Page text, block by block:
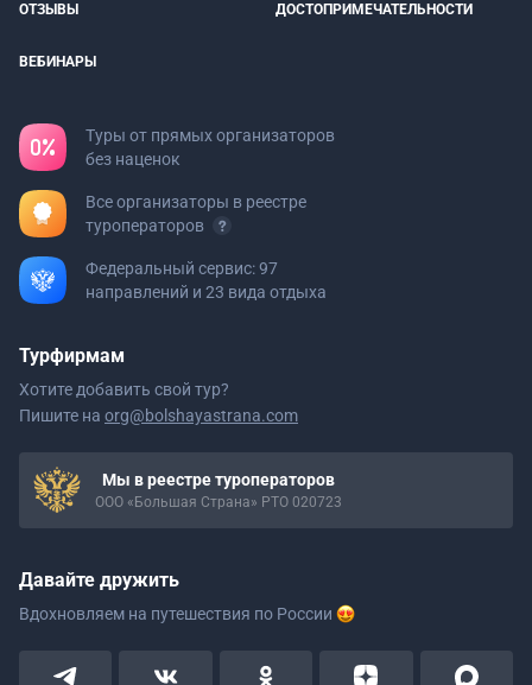
ОТЗЫВЫ ДОСТОПРИМЕЧАТЕЛЬНОСТИ
ВЕБИНАРЫ
Туры от прямых организаторов
без наценок
Все организаторы в реестре
туроператоров
Федеральный сервис: 97
направлений и 23 вида отдыха
Турфирмам
Хотите добавить свой тур?
Пишите на org@bolshayastrana.com
Мы в реестре туроператоров
ООО «Большая Страна» РТО 020723
Давайте дружить
Вдохновляем на путешествия по России